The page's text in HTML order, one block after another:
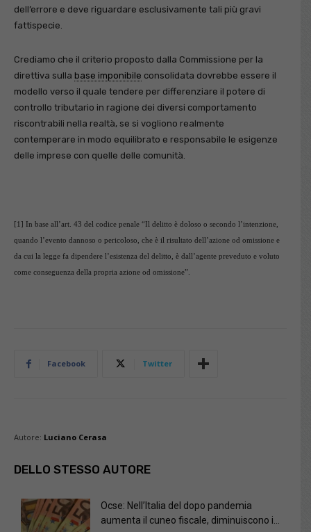
dell’errore e deve riguardare esclusivamente tali più gravi
fattispecie.
Crediamo che il criterio proposto dalla Commissione per la
direttiva sulla base imponibile consolidata dovrebbe essere il
modello verso il quale tendere per differenziare il potere di
controllo tributario in ragione dei diversi comportamento
riscontrabili nella realtà, se si vogliono realmente
contemperare in modo equilibrato e responsabile le esigenze
delle imprese con quelle delle comunità.
[1] In base all’art. 43 del codice penale “Il delitto è doloso o secondo l’intenzione,
quando l’evento dannoso o pericoloso, che è il risultato dell’azione od omissione e
da cui la legge fa dipendere l’esistenza del delitto, è dall’agente preveduto e voluto
come conseguenza della propria azione od omissione”.
Facebook Twitter
Autore: Luciano Cerasa
DELLO STESSO AUTORE
Ocse: Nell’Italia del dopo pandemia
aumenta il cuneo fiscale, diminuiscono i...